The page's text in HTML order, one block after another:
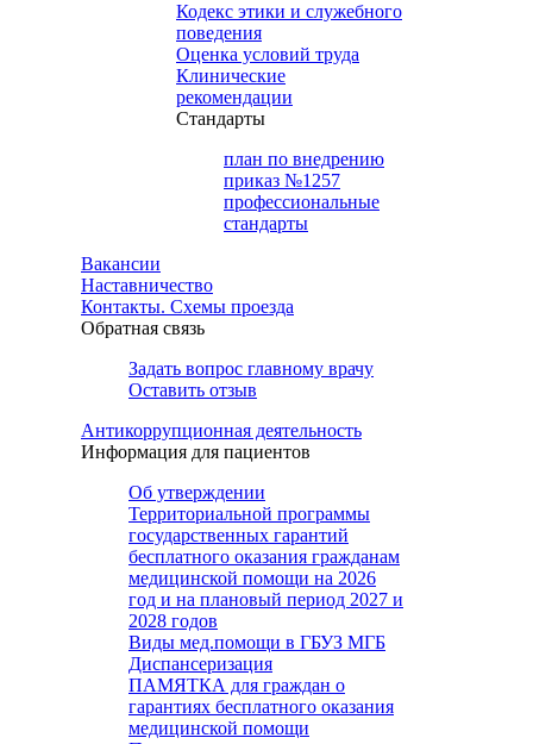
Кодекс этики и служебного
поведения
Оценка условий труда
Клинические
рекомендации
Cтандарты
план по внедрению
приказ №1257
профессиональные
стандарты
Вакансии
Наставничество
Контакты. Схемы проезда
Обратная связь
Задать вопрос главному врачу
Оставить отзыв
Антикоррупционная деятельность
Информация для пациентов
Об утверждении
Территориальной программы
государственных гарантий
бесплатного оказания гражданам
медицинской помощи на 2026
год и на плановый период 2027 и
2028 годов
Виды мед.помощи в ГБУЗ МГБ
Диспансеризация
ПАМЯТКА для граждан о
гарантиях бесплатного оказания
медицинской помощи